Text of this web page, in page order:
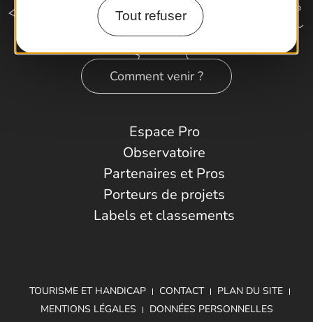
Tout refuser
Comment venir ?
Espace Pro
Observatoire
Partenaires et Pros
Porteurs de projets
Labels et classements
TOURISME ET HANDICAP CONTACT
PLAN DU SITE
MENTIONS LÉGALES
DONNÉES PERSONNELLES